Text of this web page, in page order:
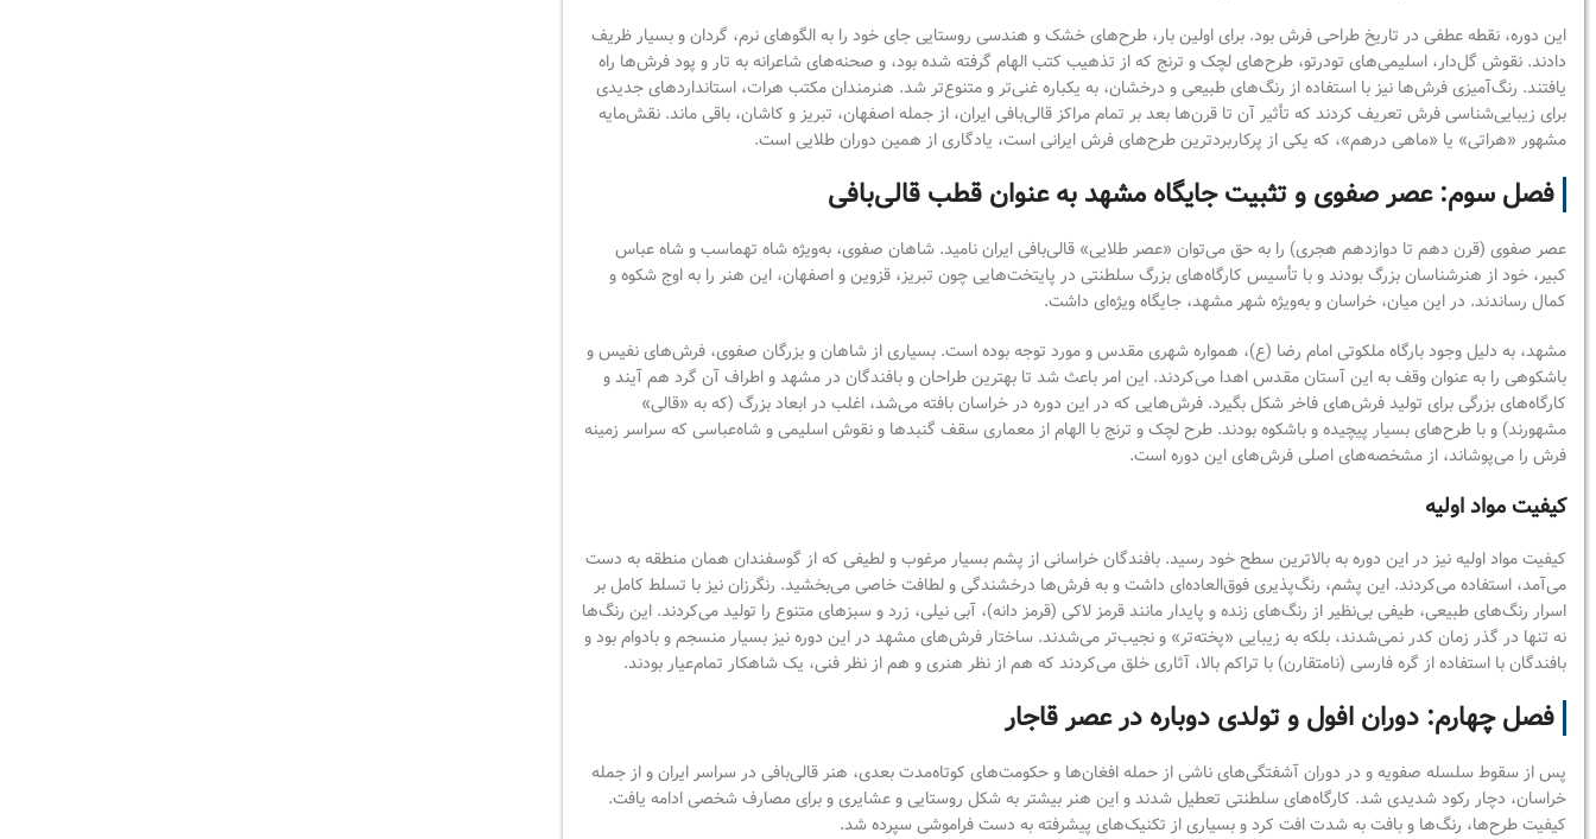
این دوره، نقطه عطفی در تاریخ طراحی فرش بود. برای اولین بار، طرح‌های خشک و هندسی روستایی جای خود را به الگوهای نرم، گردان و بسیار ظریف
دادند. نقوش گل‌دار، اسلیمی‌های تودرتو، طرح‌های لچک و ترنج که از تذهیب کتب الهام گرفته شده بود، و صحنه‌های شاعرانه به تار و پود فرش‌ها راه
یافتند. رنگ‌آمیزی فرش‌ها نیز با استفاده از رنگ‌های طبیعی و درخشان، به یکباره غنی‌تر و متنوع‌تر شد. هنرمندان مکتب هرات، استانداردهای جدیدی
برای زیبایی‌شناسی فرش تعریف کردند که تأثیر آن تا قرن‌ها بعد بر تمام مراکز قالی‌بافی ایران، از جمله اصفهان، تبریز و کاشان، باقی ماند. نقش‌مایه
مشهور «هراتی» یا «ماهی درهم»، که یکی از پرکاربردترین طرح‌های فرش ایرانی است، یادگاری از همین دوران طلایی است.
فصل سوم: عصر صفوی و تثبیت جایگاه مشهد به عنوان قطب قالی‌بافی
عصر صفوی (قرن دهم تا دوازدهم هجری) را به حق می‌توان «عصر طلایی» قالی‌بافی ایران نامید. شاهان صفوی، به‌ویژه شاه تهماسب و شاه عباس
کبیر، خود از هنرشناسان بزرگ بودند و با تأسیس کارگاه‌های بزرگ سلطنتی در پایتخت‌هایی چون تبریز، قزوین و اصفهان، این هنر را به اوج شکوه و
کمال رساندند. در این میان، خراسان و به‌ویژه شهر مشهد، جایگاه ویژه‌ای داشت.
مشهد، به دلیل وجود بارگاه ملکوتی امام رضا (ع)، همواره شهری مقدس و مورد توجه بوده است. بسیاری از شاهان و بزرگان صفوی، فرش‌های نفیس و
باشکوهی را به عنوان وقف به این آستان مقدس اهدا می‌کردند. این امر باعث شد تا بهترین طراحان و بافندگان در مشهد و اطراف آن گرد هم آیند و
کارگاه‌های بزرگی برای تولید فرش‌های فاخر شکل بگیرد. فرش‌هایی که در این دوره در خراسان بافته می‌شد، اغلب در ابعاد بزرگ (که به «قالی»
مشهورند) و با طرح‌های بسیار پیچیده و باشکوه بودند. طرح لچک و ترنج با الهام از معماری سقف گنبدها و نقوش اسلیمی و شاه‌عباسی که سراسر زمینه
فرش را می‌پوشاند، از مشخصه‌های اصلی فرش‌های این دوره است.
کیفیت مواد اولیه
کیفیت مواد اولیه نیز در این دوره به بالاترین سطح خود رسید. بافندگان خراسانی از پشم بسیار مرغوب و لطیفی که از گوسفندان همان منطقه به دست
می‌آمد، استفاده می‌کردند. این پشم، رنگ‌پذیری فوق‌العاده‌ای داشت و به فرش‌ها درخشندگی و لطافت خاصی می‌بخشید. رنگرزان نیز با تسلط کامل بر
اسرار رنگ‌های طبیعی، طیفی بی‌نظیر از رنگ‌های زنده و پایدار مانند قرمز لاکی (قرمز دانه)، آبی نیلی، زرد و سبزهای متنوع را تولید می‌کردند. این رنگ‌ها
نه تنها در گذر زمان کدر نمی‌شدند، بلکه به زیبایی «پخته‌تر» و نجیب‌تر می‌شدند. ساختار فرش‌های مشهد در این دوره نیز بسیار منسجم و بادوام بود و
بافندگان با استفاده از گره فارسی (نامتقارن) با تراکم بالا، آثاری خلق می‌کردند که هم از نظر هنری و هم از نظر فنی، یک شاهکار تمام‌عیار بودند.
فصل چهارم: دوران افول و تولدی دوباره در عصر قاجار
پس از سقوط سلسله صفویه و در دوران آشفتگی‌های ناشی از حمله افغان‌ها و حکومت‌های کوتاه‌مدت بعدی، هنر قالی‌بافی در سراسر ایران و از جمله
خراسان، دچار رکود شدیدی شد. کارگاه‌های سلطنتی تعطیل شدند و این هنر بیشتر به شکل روستایی و عشایری و برای مصارف شخصی ادامه یافت.
کیفیت طرح‌ها، رنگ‌ها و بافت به شدت افت کرد و بسیاری از تکنیک‌های پیشرفته به دست فراموشی سپرده شد.